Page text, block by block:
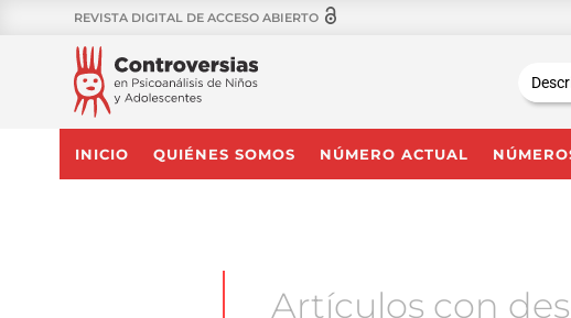
REVISTA DIGITAL DE ACCESO ABIERTO
INICIO QUIÉNES SOMOS NÚMERO ACTUAL
Artículos con